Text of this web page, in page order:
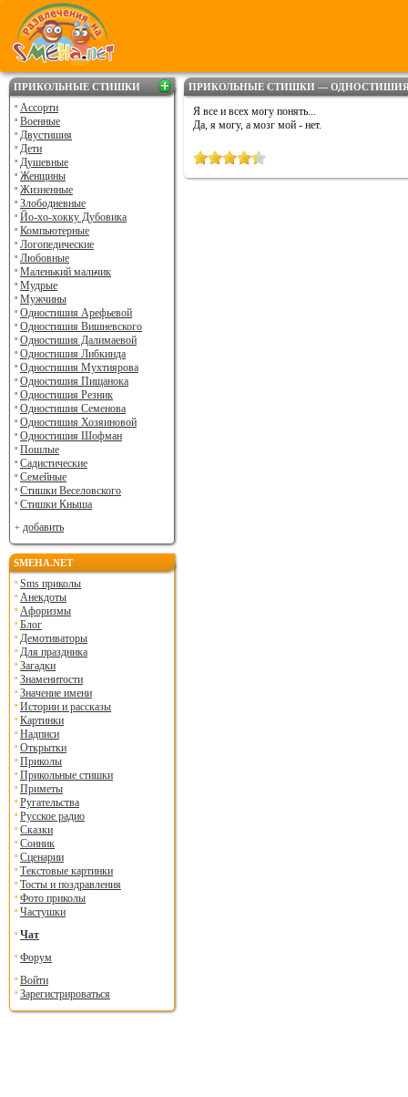
ПРИКОЛЬНЫЕ СТИШКИ
Ассорти
Военные
Двустишия
Дети
Душевные
Женщины
Жизненные
Злободневные
Йо-хо-хокку Дубовика
Компьютерные
Логопедические
Любовные
Маленький мальчик
Мудрые
Мужчины
Одностишия Арефьевой
Одностишия Вишневского
Одностишия Далимаевой
Одностишия Либкинда
Одностишия Мухтиярова
Одностишия Пищанока
Одностишия Резник
Одностишия Семенова
Одностишия Хозяиновой
Одностишия Шофман
Пошлые
Садистические
Семейные
Стишки Веселовского
Стишки Кныша
добавить
SMEHA.NET
Sms приколы
Анекдоты
Афоризмы
Блог
Демотиваторы
Для праздника
Загадки
Знаменитости
Значение имени
Истории и рассказы
Картинки
Надписи
Открытки
Приколы
Прикольные стишки
Приметы
Ругательства
Русское радио
Сказки
Сонник
Сценарии
Текстовые картинки
Тосты и поздравления
Фото приколы
Частушки
Чат
Форум
Войти
Зарегистрироваться
ПРИКОЛЬНЫЕ СТИШКИ —
Я все и всех могу понять...
Да, я могу, а мозг мой - нет.